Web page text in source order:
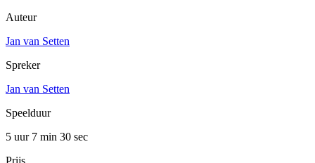
Auteur
Jan van Setten
Spreker
Jan van Setten
Speelduur
5 uur 7 min 30 sec
Prijs